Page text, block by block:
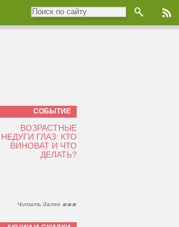
СОБЫТИЕ
ВОЗРАСТНЫЕ
НЕДУГИ ГЛАЗ: КТО
ВИНОВАТ И ЧТО
ДЕЛАТЬ?
Читать далее